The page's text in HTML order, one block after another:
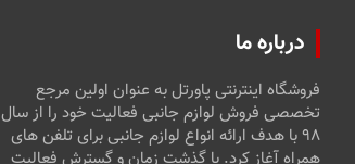
درباره ما
فروشگاه اینترنتی پاورتل به عنوان اولین مرجع
تخصصی فروش لوازم جانبی فعالیت خود را از سال
۹۸ با هدف ارائه انواع لوازم جانبی برای تلفن های